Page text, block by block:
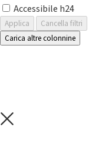
Accessibile h24
Applica
Cancella filtri
Carica altre colonnine